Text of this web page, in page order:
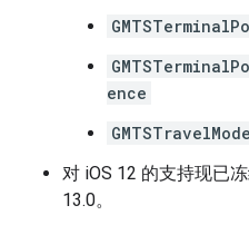
ence
对 iOS 12 的支持现已
13.0。